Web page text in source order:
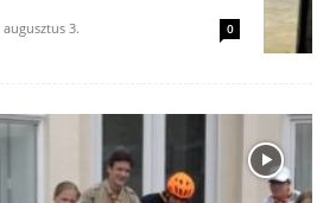
augusztus 3. 0